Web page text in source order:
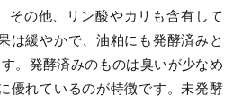
その他、リン酸やカリも含有して
は緩やかで、油粕にも発酵済みと
。発酵済みのものは臭いが少なめ
優れているのが特徴です。未発酵